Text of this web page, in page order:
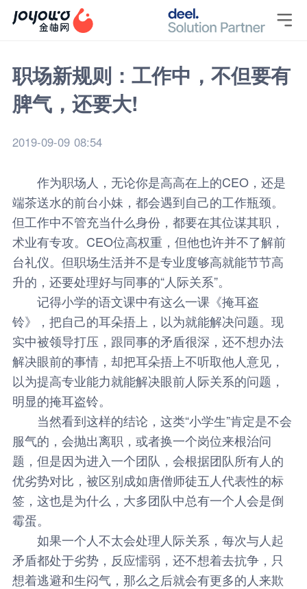

职场新规则：工作中，不但要有
脾气，还要大!
2019-09-09 08:54
作为职场人，无论你是高高在上的CEO，还是
端茶送水的前台小妹，都会遇到自己的工作瓶颈。
但工作中不管充当什么身份，都要在其位谋其职，
术业有专攻。CEO位高权重，但他也许并不了解前
台礼仪。但职场生活并不是专业度够高就能节节高
升的，还要处理好与同事的“人际关系”。
记得小学的语文课中有这么一课《掩耳盗
铃》，把自己的耳朵捂上，以为就能解决问题。现
实中被领导打压，跟同事的矛盾很深，还不想办法
解决眼前的事情，却把耳朵捂上不听取他人意见，
以为提高专业能力就能解决眼前人际关系的问题，
明显的掩耳盗铃。
当然看到这样的结论，这类“小学生”肯定是不会
服气的，会抛出离职，或者换一个岗位来根治问
题，但是因为进入一个团队，会根据团队所有人的
优劣势对比，被区别成如唐僧师徒五人代表性的标
签，这也是为什么，大多团队中总有一个人会是倒
霉蛋。
如果一个人不太会处理人际关系，每次与人起
矛盾都处于劣势，反应懦弱，还不想着去抗争，只
想着逃避和生闷气，那么之后就会有更多的人来欺